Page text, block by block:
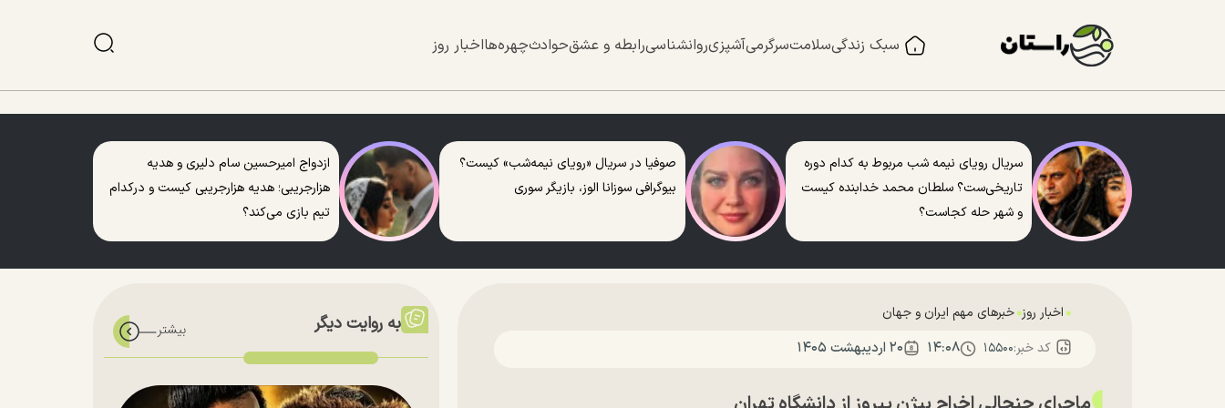
سبک زندگیسلامتسرگرمیآشپزیروانشناسیرابطه و عشقحوادثچهره‌هااخبار روز
سریال رویای نیمه شب مربوط به کدام دوره
تاریخی‌ست؟ سلطان محمد خدابنده کیست
و شهر حله کجاست؟
صوفیا در سریال «رویای نیمه‌شب» کیست؟
بیوگرافی سوزانا الوز، بازیگر سوری
ازدواج امیرحسین سام دلیری و هدیه
هزارجریبی؛ هدیه هزارجریبی کیست و درکدام
تیم بازی می‌کند؟
اخبار روز خبرهای مهم ایران و جهان
کد خبر:۱۵۵۰۰ ۱۴:۰۸ ۲۰ ارديبهشت ۱۴۰۵
به روایت دیگر